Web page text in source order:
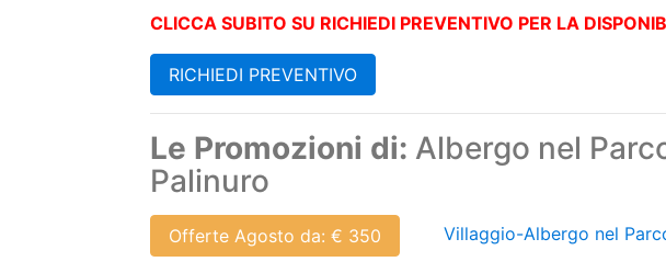
CLICCA SUBITO SU RICHIEDI PREVENTIVO PER LA
RICHIEDI PREVENTIVO
Le Promozioni di: Albergo nel
Palinuro
Offerte Agosto da: € 350 Villaggio-Albergo nel